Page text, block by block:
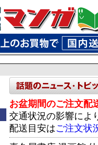
お盆期間のご注文配
交通状況の影響によ
配送目安はご注文状